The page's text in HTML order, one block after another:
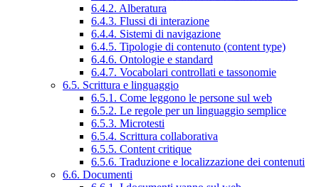
6.4.2. Alberatura
6.4.3. Flussi di interazione
6.4.4. Sistemi di navigazione
6.4.5. Tipologie di contenuto (content type)
6.4.6. Ontologie e standard
6.4.7. Vocabolari controllati e tassonomie
6.5. Scrittura e linguaggio
6.5.1. Come leggono le persone sul web
6.5.2. Le regole per un linguaggio semplice
6.5.3. Microtesti
6.5.4. Scrittura collaborativa
6.5.5. Content critique
6.5.6. Traduzione e localizzazione dei contenuti
6.6. Documenti